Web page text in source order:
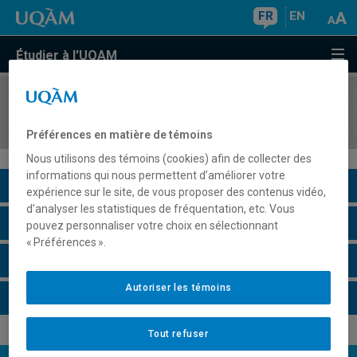
FR EN
Étudier à l'UQAM
COURS//
Description du cours
Horaire - Été 2026
Préférences en matière de témoins
Nous utilisons des témoins (cookies) afin de collecter des
informations qui nous permettent d’améliorer votre
expérience sur le site, de vous proposer des contenus vidéo,
d’analyser les statistiques de fréquentation, etc. Vous
pouvez personnaliser votre choix en sélectionnant
« Préférences ».
Tout refuser
Autoriser les témoins